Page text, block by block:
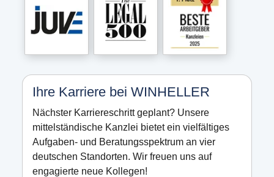
Ihre Karriere bei WINHELLER
Nächster Karriereschritt geplant? Unsere
mittelständische Kanzlei bietet ein vielfältiges
Aufgaben- und Beratungsspektrum an vier
deutschen Standorten. Wir freuen uns auf
engagierte neue Kollegen!